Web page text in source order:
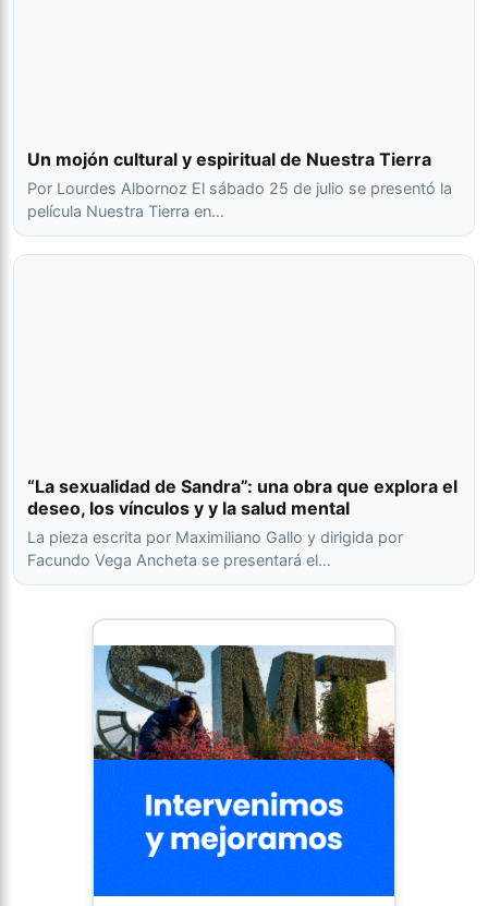
Un mojón cultural y espiritual de Nuestra Tierra
Por Lourdes Albornoz El sábado 25 de julio se presentó la
película Nuestra Tierra en…
“La sexualidad de Sandra”: una obra que explora el
deseo, los vínculos y y la salud mental
La pieza escrita por Maximiliano Gallo y dirigida por
Facundo Vega Ancheta se presentará el…